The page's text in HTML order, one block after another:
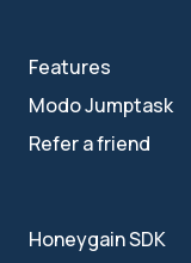
Features
Modo Jumptask
Refer a friend
Honeygain SDK